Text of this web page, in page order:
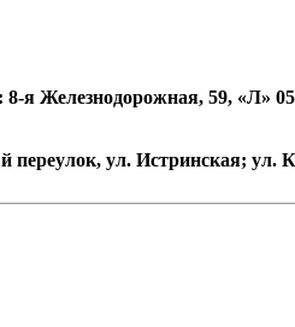
: 8-я Железнодорожная, 59, «Л»
ул. Истринская;